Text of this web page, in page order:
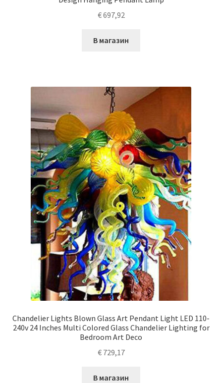
€697,92
В магазин
Chandelier Lights Blown Glass Art Pendant Light LED 110-
240v 24 Inches Multi Colored Glass Chandelier Lighting for
Bedroom Art Deco
€729,17
В магазин